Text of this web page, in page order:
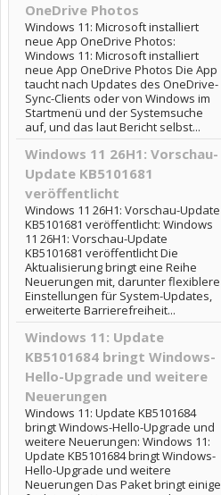
OneDrive Photos
Windows 11: Microsoft installiert
neue App OneDrive Photos:
Windows 11: Microsoft installiert
neue App OneDrive Photos Die App
taucht nach Updates des OneDrive-
Sync-Clients oder von Windows im
Startmenü und der Systemsuche
auf, und das laut Bericht selbst...
Windows 11 26H1: Vorschau-
Update KB5101681
veröffentlicht
Windows 11 26H1: Vorschau-Update
KB5101681 veröffentlicht: Windows
11 26H1: Vorschau-Update
KB5101681 veröffentlicht Die
Aktualisierung bringt eine Reihe
Neuerungen mit, darunter flexiblere
Einstellungen für System-Updates,
erweiterte Barrierefreiheit...
Windows 11: Update
KB5101684 bringt Windows-
Hello-Upgrade und weitere
Neuerungen
Windows 11: Update KB5101684
bringt Windows-Hello-Upgrade und
weitere Neuerungen: Windows 11:
Update KB5101684 bringt Windows-
Hello-Upgrade und weitere
Neuerungen Das Paket bringt einige